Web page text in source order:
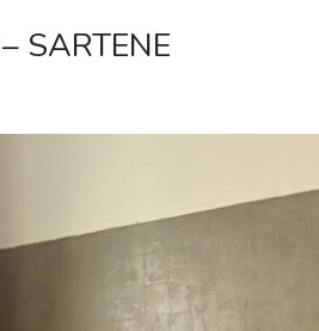
SARTENE